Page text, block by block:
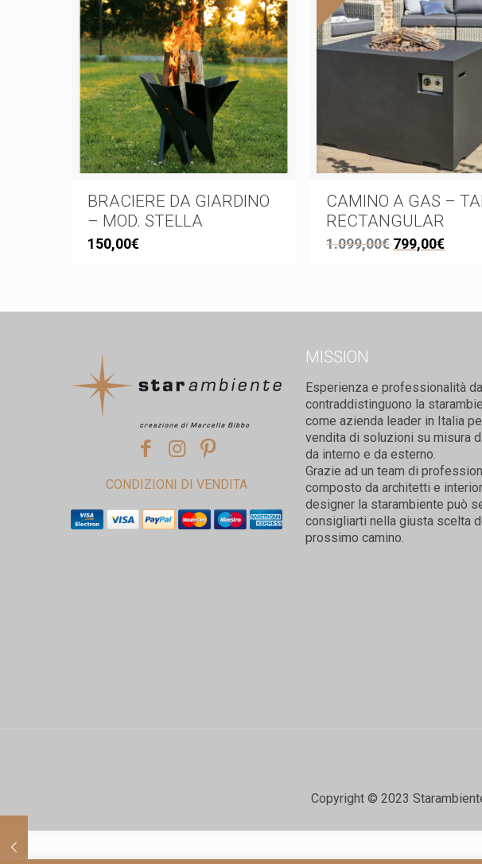
BRACIERE DA GIARDINO
– MOD. STELLA
150,00€
CAMINO A GAS –
RECTANGULAR
1.099,00€ 799,00€
CONDIZIONI DI VENDITA
MISSION
Esperienza e professionalità
contraddistinguono la
come azienda leader in Italia
vendita di soluzioni su misura
da interno e da esterno.
Grazie ad un team di
composto da architetti e interior
designer la starambiente può
consigliarti nella giusta scelta
prossimo camino.
Copyright © 2023